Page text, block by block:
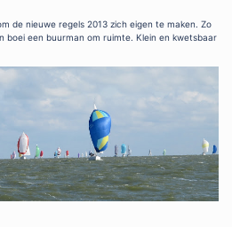
de nieuwe regels 2013 zich eigen te maken. Zo
boei een buurman om ruimte. Klein en kwetsbaar